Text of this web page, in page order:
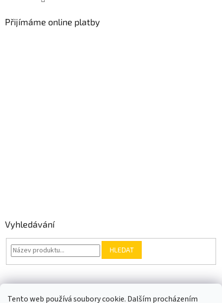
Tento web používá soubory cookie. Dalším procházením
Přijímáme online platby
Vyhledávání
HLEDAT